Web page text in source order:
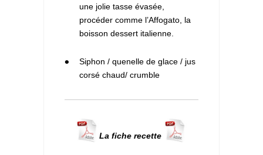
une jolie tasse évasée,
procéder comme l’Affogato, la
boisson dessert italienne.
Siphon / quenelle de glace / jus
corsé chaud/ crumble
La fiche recette